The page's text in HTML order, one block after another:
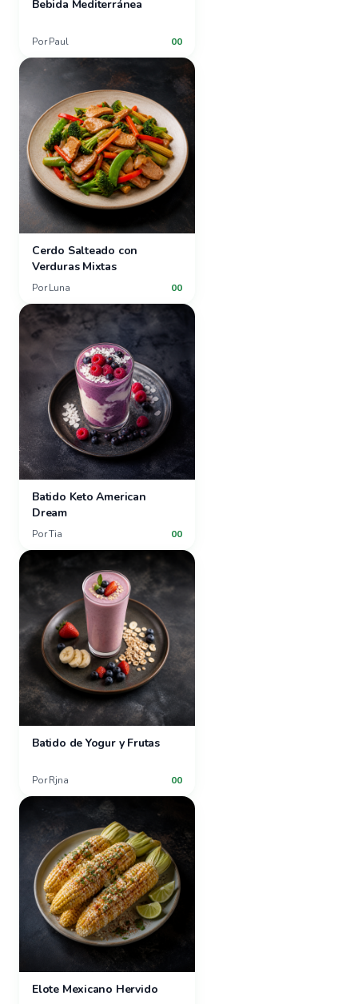
Bebida Mediterránea
Por Paul 00
Cerdo Salteado con
Verduras Mixtas
Por Luna 00
Batido Keto American
Dream
PorTia 00
Batido de Yogur y Frutas
Por Rjna 00
Elote Mexicano Hervido